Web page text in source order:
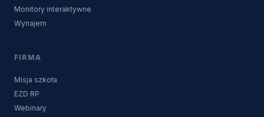
Monitory interaktywne
Wynajem
FIRMA
Misja szkoła
EZD RP
Webinary